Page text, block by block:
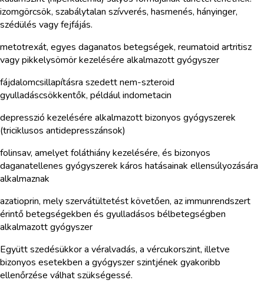
izomgörcsök, szabálytalan szívverés, hasmenés, hányinger,
szédülés vagy fejfájás.
metotrexát, egyes daganatos betegségek, reumatoid artritisz
vagy pikkelysömör kezelésére alkalmazott gyógyszer
fájdalomcsillapításra szedett nem-szteroid
gyulladáscsökkentők, például indometacin
depresszió kezelésére alkalmazott bizonyos gyógyszerek
(triciklusos antidepresszánsok)
folinsav, amelyet foláthiány kezelésére, és bizonyos
daganatellenes gyógyszerek káros hatásainak ellensúlyozására
alkalmaznak
azatioprin, mely szervátültetést követően, az immunrendszert
érintő betegségekben és gyulladásos bélbetegségben
alkalmazott gyógyszer
Együtt szedésükkor a véralvadás, a vércukorszint, illetve
bizonyos esetekben a gyógyszer szintjének gyakoribb
ellenőrzése válhat szükségessé.